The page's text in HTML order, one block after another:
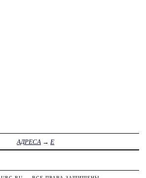
АДРЕСА → Е